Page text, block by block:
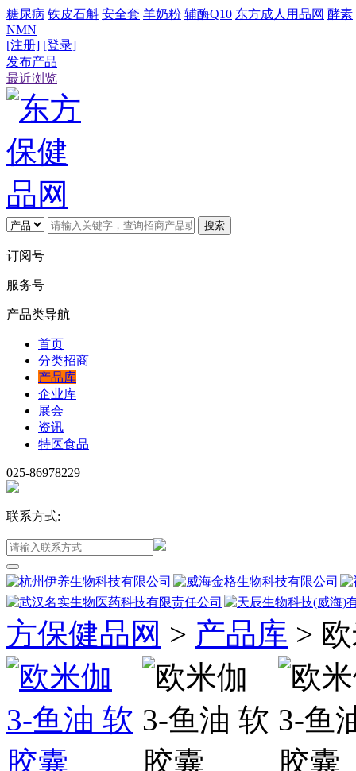
糖尿病 铁皮石斛 安全套 羊奶粉 辅酶Q10 东方成人用品网 酵素
NMN
[注册] [登录]
发布产品
最近浏览
搜索
订阅号
服务号
产品类导航
首页
分类招商
产品库
企业库
展会
资讯
特医食品
025-86978229
联系方式:
方保健品网 > 产品库 >